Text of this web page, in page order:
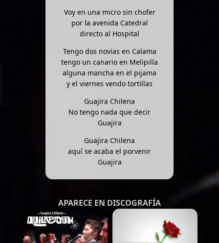
Voy en una micro sin chofer
por la avenida Catedral
directo al Hospital
Tengo dos novias en Calama
tengo un canario en Melipilla
alguna mancha en el pijama
y el viernes vendo tortillas
Guajira Chilena
No tengo nada que decir
Guajira
Guajira Chilena
aquí se acaba el porvenir
Guajira
APARECE EN DISCOGRAFÍA